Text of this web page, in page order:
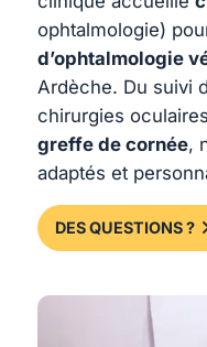
ophtalmologie)
d’ophtalmologie
Ardèche. Du suivi
chirurgies
greffe de cornée,
adaptés et
DES QUESTIONS ?